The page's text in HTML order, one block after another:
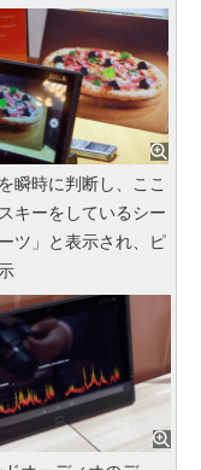
瞬時に判断し、ここ
キーをしているシー
ツ」と表示され、ピ